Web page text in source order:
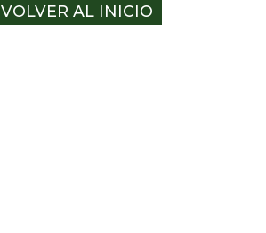
VOLVER AL INICIO